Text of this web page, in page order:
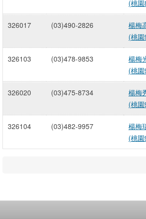
(桃
326017 (03)490-2826
楊梅
(桃
326103 (03)478-9853
楊梅
(桃
326020 (03)475-8734
楊梅
(桃
326104 (03)482-9957
楊梅
(桃